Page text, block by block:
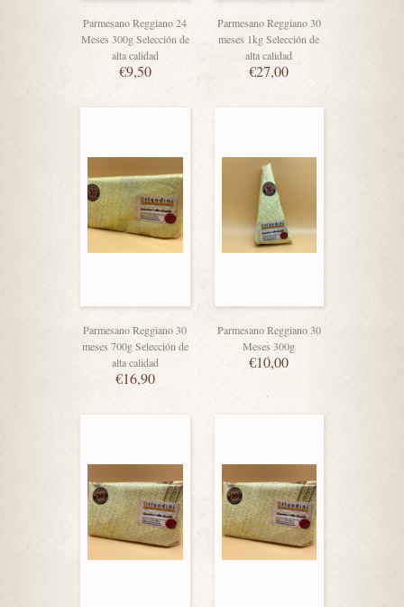
Parmesano Reggiano 24
Meses 300g Selección de
alta calidad
€9,50
Parmesano Reggiano 30
meses 1kg Selección de
alta calidad
€27,00
Parmesano Reggiano 30
meses 700g Selección de
alta calidad
€16,90
Parmesano Reggiano 30
Meses 300g
€10,00